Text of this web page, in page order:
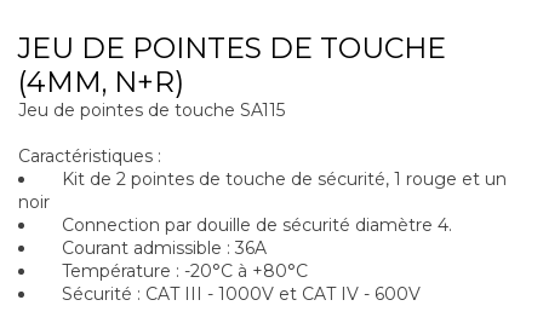
JEU DE POINTES DE TOUCHE
(4MM, N+R)
Jeu de pointes de touche SA115
Caractéristiques :
Kit de 2 pointes de touche de sécurité, 1 rouge et un
noir
Connection par douille de sécurité diamètre 4.
Courant admissible : 36A
Température : -20°C à +80°C
Sécurité : CAT III - 1000V et CAT IV - 600V